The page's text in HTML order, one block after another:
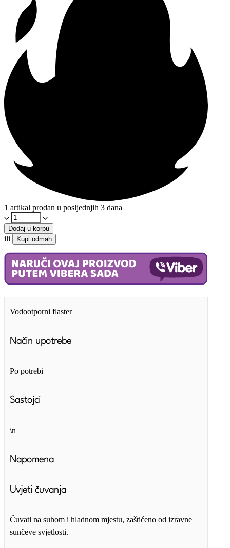
1 artikal prodan u posljednjih 3 dana
Hanzaplast
Vodootporni
20/1
količina
Dodaj u korpu
ili Kupi odmah
Vodootporni flaster
Način upotrebe
Po potrebi
Sastojci
\n
Napomena
Uvjeti čuvanja
Čuvati na suhom i hladnom mjestu, zaštićeno od izravne
sunčeve svjetlosti.